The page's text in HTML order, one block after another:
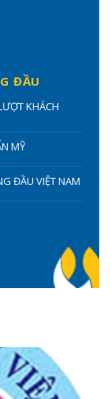
ĐẦU
KHÁCH
MỸ
ĐẦU VIỆT NAM